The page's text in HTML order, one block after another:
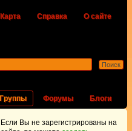
Карта Справка О сайте
Группы Форумы Блоги
Если Вы не зарегистрированы на